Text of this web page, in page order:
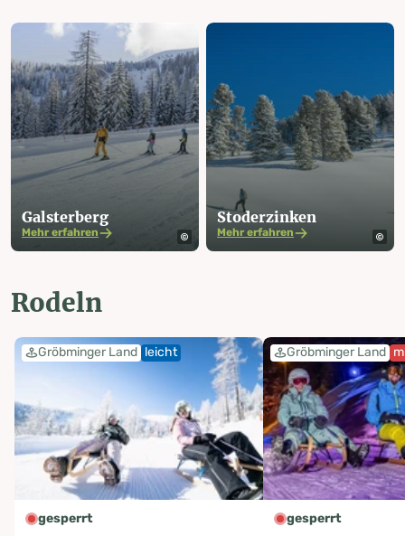
Galsterberg
Mehr erfahren
Stoderzinken
Mehr erfahren
Rodeln
Gröbminger Land leicht
gesperrt
Gröbminger Land
gesperrt